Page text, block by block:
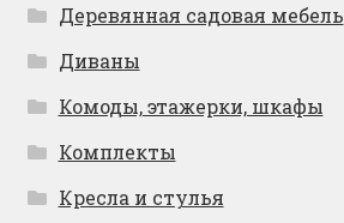
Деревянная садовая мебель
Диваны
Комоды, этажерки, шкафы
Комплекты
Кресла и стулья